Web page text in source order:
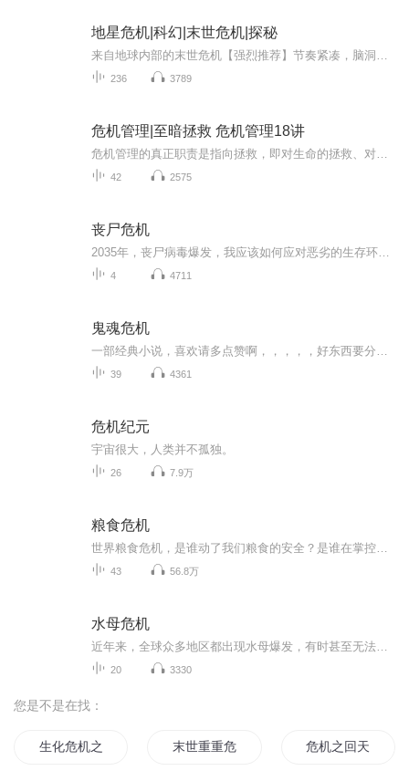
地星危机|科幻|末世危机|探秘
236 3789
危机管理|至暗拯救 危机管理18讲
42 2575
丧尸危机
4 4711
鬼魂危机
39 4361
危机纪元
宇宙很大，人类并不孤独。
26 7.9万
粮食危机
43 56.8万
水母危机
20 3330
您是不是在找：
生化危机之末世危机 末世重重危机 危机之回天行动